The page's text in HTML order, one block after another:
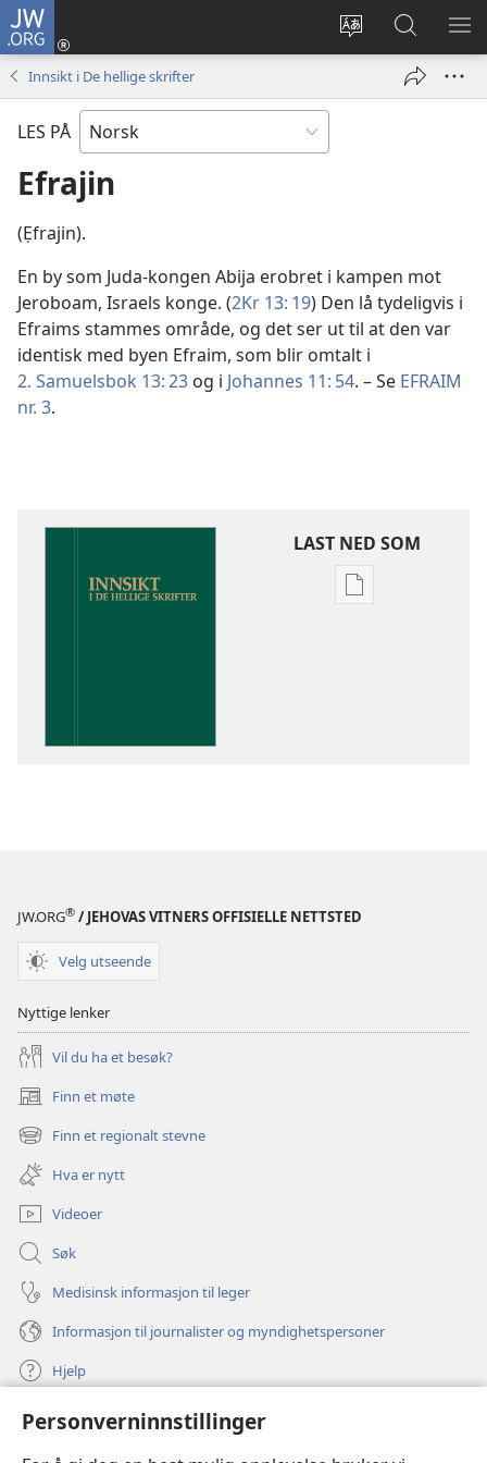
Personverninnstillinger
JW.ORG
Endre
Logg
inn
vindu)
Søk
på
JW.ORG
VIS
Innsikt i De hellige skrifter
LES PÅ
Efrajin
(Ẹfrajin).
En by som Juda-kongen Abija erobret i kampen mot
Jeroboam, Israels konge. (2Kr 13: 19) Den lå tydeligvis i
Efraims stammes område, og det ser ut til at den var
identisk med byen Efraim, som blir omtalt i
2. Samuelsbok 13: 23 og i Johannes 11: 54. – Se EFRAIM
nr. 3.
LAST NED SOM
JW.ORG® / JEHOVAS VITNERS OFFISIELLE NETTSTED
Velg utseende
Nyttige lenker
Vil du ha et besøk?
Finn et møte
(åpner
nytt
vindu)
Finn et regionalt stevne
(åpner
nytt
vindu)
Hva er nytt
Videoer
Søk
Medisinsk informasjon til leger
Informasjon til journalister og myndighetspersoner
Hjelp
Bidrag
(åpner
nytt